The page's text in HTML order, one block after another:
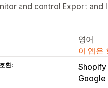
and control Export and
영어
이 앱은
환: Shopify
Google